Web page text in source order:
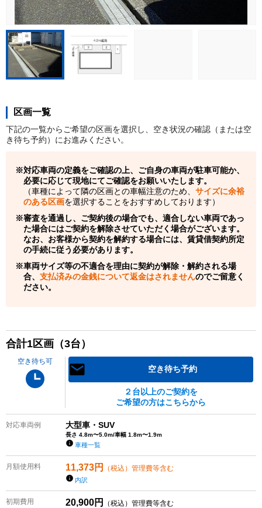
区画一覧
下記の一覧からご希望の区画を選択し、空き状況の確認（または空
き待ち予約）にお進みください。
対応車両の定義をご確認の上、ご自身の車両が駐車可能か、
必要に応じて現地にてご確認をお願いいたします。
（車種によって隣の区画との車幅注意のため、 サイズに余裕
のある区画を選択することをおすすめしております）
審査を通過し、ご契約後の場合でも、適合しない車両であっ
た場合にはご契約を解除させていただく場合がございます。
なお、お客様から契約を解約する場合には、賃貸借契約所定
の手続に従う必要があります。
車両サイズ等の不適合を理由に契約が解除・解約される場
合、 支払済みの金銭について返金はされませんのでご留意く
ださい。
合計1区画（3台）
空き待ち可
空き待ち予約
２台以上のご契約を
ご希望の方はこちらから
対応車両例 大型車・SUV
長さ 4.8m〜5.0m/車幅 1.8m〜1.9m
車種一覧
月額使用料 11,373円 （税込）管理費等含む
内訳
初期費用 20,900円 （税込）管理費等含む